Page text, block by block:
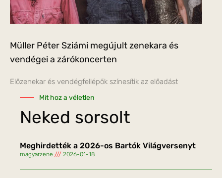
Müller Péter Sziámi megújult zenekara és
vendégei a zárókoncerten
Előzenekar és vendégfellépők színesítik az előadást
Mit hoz a véletlen
Neked sorsolt
Meghirdették a 2026-os Bartók Világversenyt
magyarzene 2026-01-18